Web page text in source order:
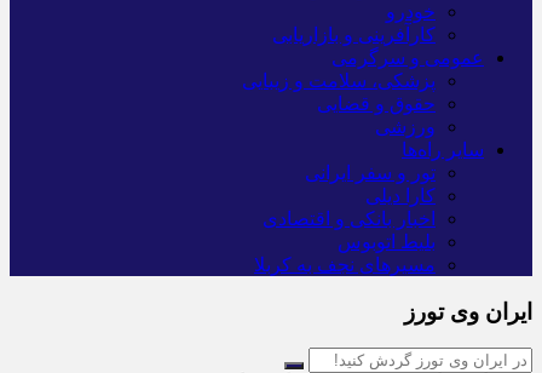
خودرو
کارآفرینی و بازاریابی
عمومی و سرگرمی
پزشکی، سلامت و زیبایی
حقوق و قضایی
ورزشی
سایر راه‌ها
تور و سفر ایرانی
کارا دیلی
اخبار بانکی و اقتصادی
بلیط اتوبوس
مسیرهای نجف به کربلا
ایران وی تورز